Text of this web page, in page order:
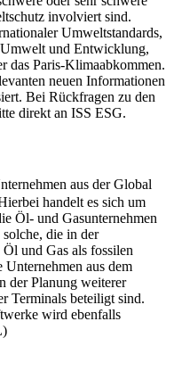
involviert sind.
Umweltstandards,
und Entwicklung,
das Paris-Klimaabkommen.
neuen Informationen
Bei Rückfragen zu den
direkt an ISS ESG.
aus der Global
handelt es sich um
Öl- und Gasunternehmen
die in der
und Gas als fossilen
aus dem
der Planung weiterer
Terminals beteiligt sind.
wird ebenfalls